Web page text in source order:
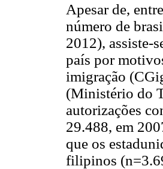
Apesar de,
número de
2012), assiste-
país por
imigração
(Ministério do
autorizações
29.488, em
que os
filipinos